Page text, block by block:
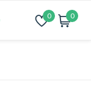
0 0